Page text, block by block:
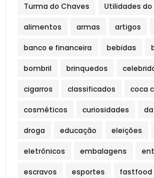
Turma do Chaves Utilidades do
alimentos armas artigos
banco e financeira bebidas
bombril brinquedos
cigarros classificados coca
cosméticos curiosidades
droga educação eleições
eletrônicos embalagens
escravos esportes fastfood